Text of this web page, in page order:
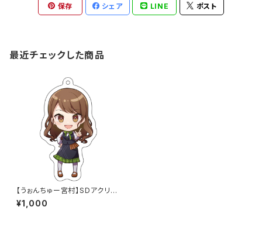
保存 シェア LINE ポスト
最近チェックした商品
【うぉんちゅー宮村】SDアクリル
キーホルダー_宮村優子（通常）
¥1,000